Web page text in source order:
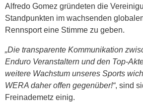
Alfredo Gomez gründeten die
Standpunkten im wachsenden
Rennsport eine Stimme zu geben.
„Die transparente Kommunikation
Enduro Veranstaltern und den Top-
weitere Wachstum unseres Sports
WERA daher offen gegenüber!“, sind
Freinademetz einig.